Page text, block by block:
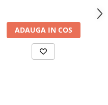
ADAUGA IN COS